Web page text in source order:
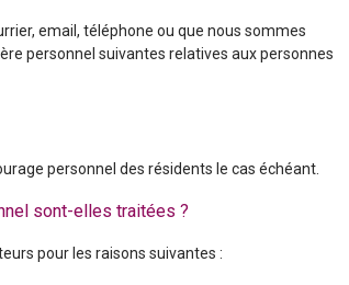
email, téléphone ou que nous sommes
personnel suivantes relatives aux personnes
personnel des résidents le cas échéant.
sont-elles traitées ?
pour les raisons suivantes :